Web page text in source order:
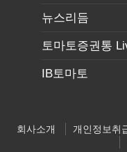
뉴스리듬
토마토증권통
IB토마토
회사소개 개인정보취